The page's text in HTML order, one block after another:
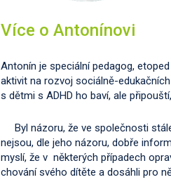
Více o Antonínovi
Antonín je speciální pedagog,
aktivit na rozvoj sociálně-
s dětmi s ADHD ho baví, ale
Byl názoru, že ve společnosti
nejsou, dle jeho názoru, dobře
myslí, že v některých případech
chování svého dítěte a dosáhli pro